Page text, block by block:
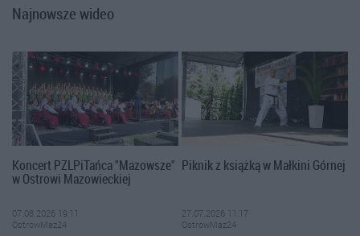
Najnowsze wideo
Koncert PZLPiTańca "Mazowsze"
w Ostrowi Mazowieckiej
07.08.2026 19:11
OstrowMaz24
Piknik z książką w Małkini Górnej
27.07.2026 11:17
OstrowMaz24